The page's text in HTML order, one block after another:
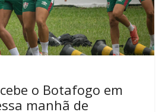
o Botafogo em
manhã de